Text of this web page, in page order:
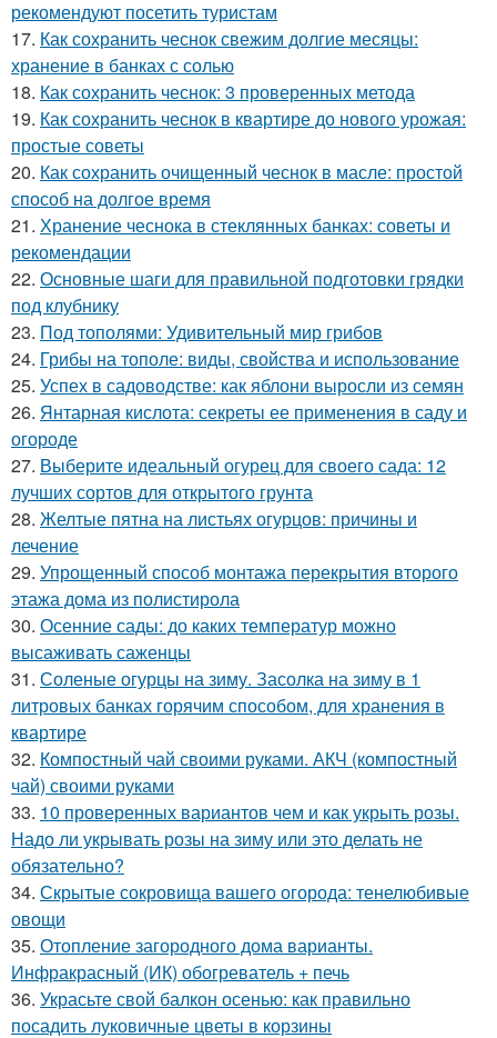
рекомендуют посетить туристам
17. Как сохранить чеснок свежим долгие месяцы:
хранение в банках с солью
18. Как сохранить чеснок: 3 проверенных метода
19. Как сохранить чеснок в квартире до нового урожая:
простые советы
20. Как сохранить очищенный чеснок в масле: простой
способ на долгое время
21. Хранение чеснока в стеклянных банках: советы и
рекомендации
22. Основные шаги для правильной подготовки грядки
под клубнику
23. Под тополями: Удивительный мир грибов
24. Грибы на тополе: виды, свойства и использование
25. Успех в садоводстве: как яблони выросли из семян
26. Янтарная кислота: секреты ее применения в саду и
огороде
27. Выберите идеальный огурец для своего сада: 12
лучших сортов для открытого грунта
28. Желтые пятна на листьях огурцов: причины и
лечение
29. Упрощенный способ монтажа перекрытия второго
этажа дома из полистирола
30. Осенние сады: до каких температур можно
высаживать саженцы
31. Соленые огурцы на зиму. Засолка на зиму в 1
литровых банках горячим способом, для хранения в
квартире
32. Компостный чай своими руками. АКЧ (компостный
чай) своими руками
33. 10 проверенных вариантов чем и как укрыть розы.
Надо ли укрывать розы на зиму или это делать не
обязательно?
34. Скрытые сокровища вашего огорода: тенелюбивые
овощи
35. Отопление загородного дома варианты.
Инфракрасный (ИК) обогреватель + печь
36. Украсьте свой балкон осенью: как правильно
посадить луковичные цветы в корзины